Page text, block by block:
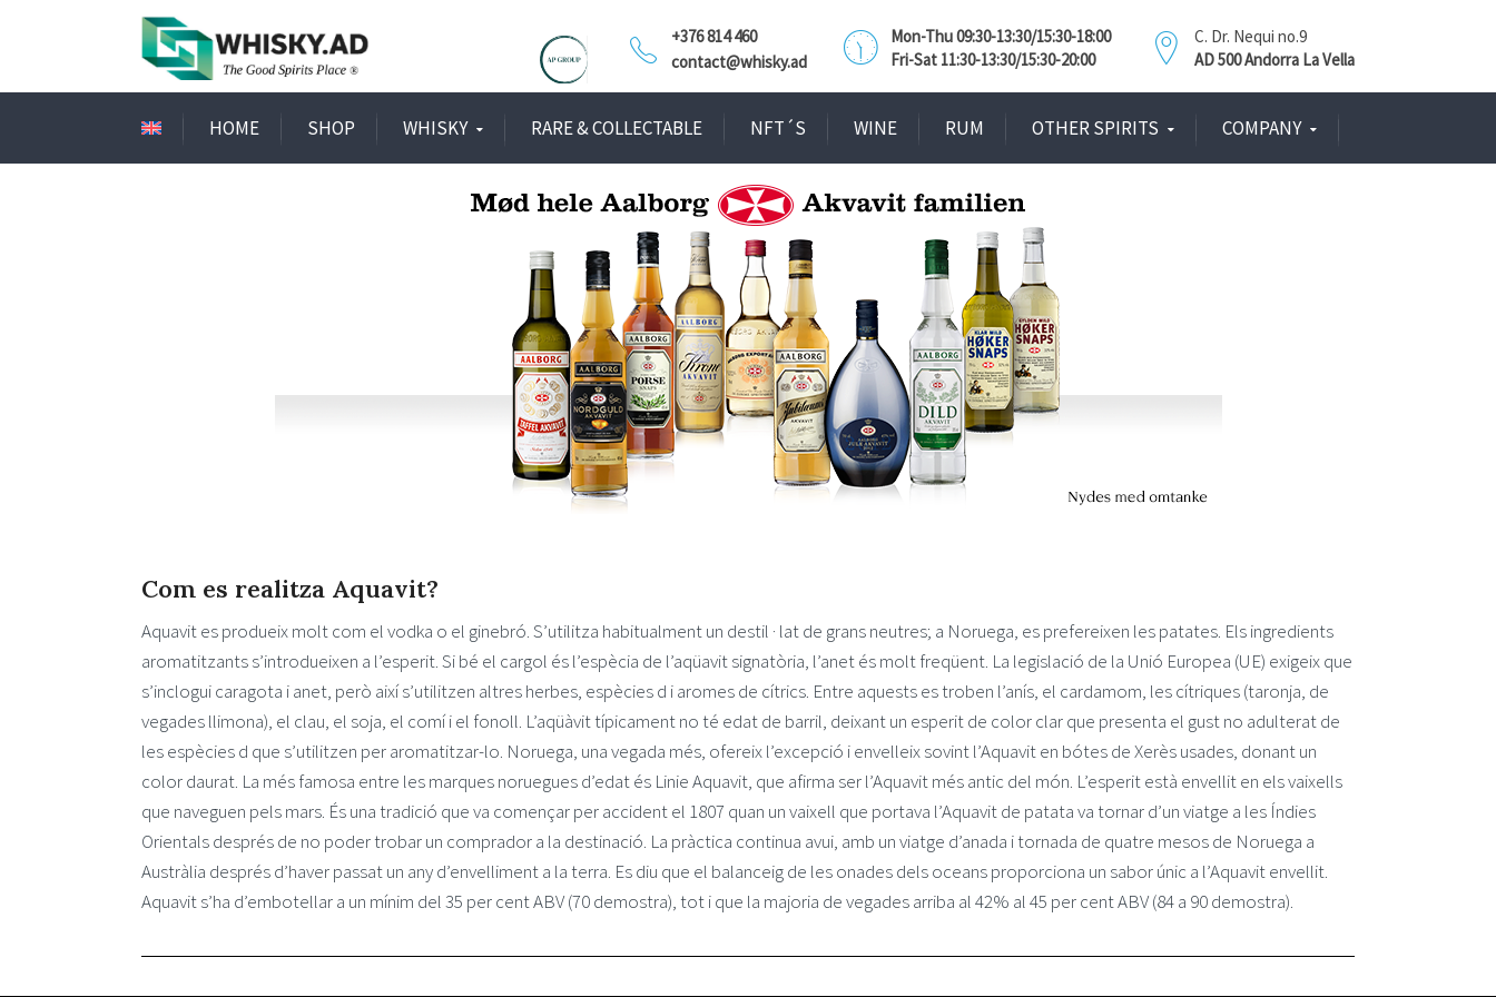
C. Dr. Nequi no.9
AD 500 Andorra La Vella
Mon-Thu 09:30-13:30/15:30-18:00
Fri-Sat 11:30-13:30/15:30-20:00
+376 814 460
contact@whisky.ad
HOME SHOP WHISKY RARE & COLLECTABLE NFT´S WINE RUM OTHER SPIRITS COMPANY
Com es realitza Aquavit?
Aquavit es produeix molt com el vodka o el ginebró. S’utilitza habitualment un destil · lat de grans neutres; a Noruega, es prefereixen les patates. Els ingredients
aromatitzants s’introdueixen a l’esperit. Si bé el cargol és l’espècia de l’aqüavit signatòria, l’anet és molt freqüent. La legislació de la Unió Europea (UE) exigeix que
s’inclogui caragota i anet, però així s’utilitzen altres herbes, espècies d i aromes de cítrics. Entre aquests es troben l’anís, el cardamom, les cítriques (taronja, de
vegades llimona), el clau, el soja, el comí i el fonoll. L’aqüàvit típicament no té edat de barril, deixant un esperit de color clar que presenta el gust no adulterat de
les espècies d que s’utilitzen per aromatitzar-lo. Noruega, una vegada més, ofereix l’excepció i envelleix sovint l’Aquavit en bótes de Xerès usades, donant un
color daurat. La més famosa entre les marques noruegues d’edat és Linie Aquavit, que afirma ser l’Aquavit més antic del món. L’esperit està envellit en els vaixells
que naveguen pels mars. És una tradició que va començar per accident el 1807 quan un vaixell que portava l’Aquavit de patata va tornar d’un viatge a les Índies
Orientals després de no poder trobar un comprador a la destinació. La pràctica continua avui, amb un viatge d’anada i tornada de quatre mesos de Noruega a
Austràlia després d’haver passat un any d’envelliment a la terra. Es diu que el balanceig de les onades dels oceans proporciona un sabor únic a l’Aquavit envellit.
Aquavit s’ha d’embotellar a un mínim del 35 per cent ABV (70 demostra), tot i que la majoria de vegades arriba al 42% al 45 per cent ABV (84 a 90 demostra).